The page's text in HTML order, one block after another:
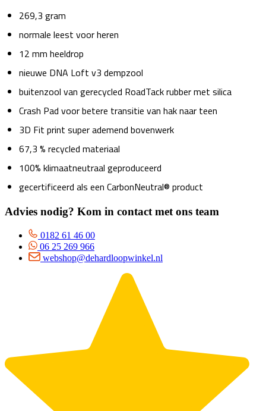
269,3 gram
normale leest voor heren
12 mm heeldrop
nieuwe DNA Loft v3 dempzool
buitenzool van gerecycled RoadTack rubber met silica
Crash Pad voor betere transitie van hak naar teen
3D Fit print super ademend bovenwerk
67,3 % recycled materiaal
100% klimaatneutraal geproduceerd
gecertificeerd als een CarbonNeutral® product
Advies nodig? Kom in contact met ons team
0182 61 46 00
06 25 269 966
webshop@dehardloopwinkel.nl